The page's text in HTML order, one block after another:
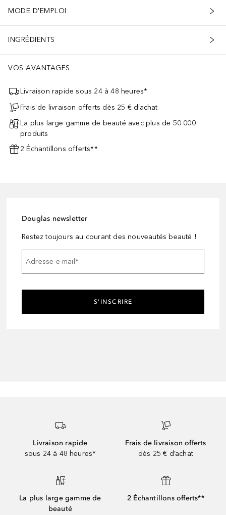
MODE D'EMPLOI
INGRÉDIENTS
VOS AVANTAGES
Livraison rapide sous 24 à 48 heures*
Frais de livraison offerts dès 25 € d’achat
La plus large gamme de beauté avec plus de 50 000
produits
2 Échantillons offerts**
Douglas newsletter
Restez toujours au courant des nouveautés beauté !
Adresse e-mail*
S'INSCRIRE
Livraison rapide
sous 24 à 48 heures*
Frais de livraison offerts
dès 25 € d’achat
La plus large gamme de
beauté
2 Échantillons offerts**